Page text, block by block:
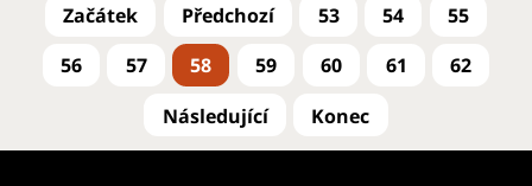
53 54
55
56
57 58 59 60 61 62